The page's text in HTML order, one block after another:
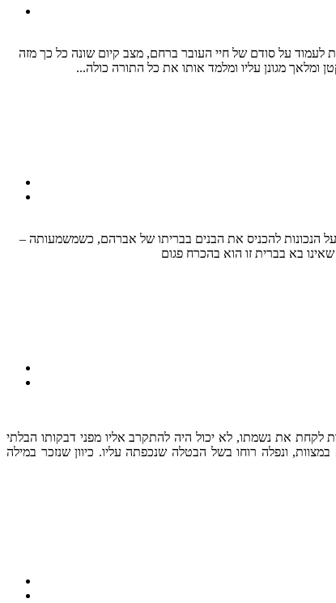
לעמוד על סודם של חיי העובר ברחם, מצב קיום שונה כל כך מזה
ומלאך מגונן עליו ומלמד אותו את כל התורה כולה...
הנכונות להכניס את הבנים בבריתו של אברהם, כשמשמעותה –
לקחת את נשמתו, לא יכול היה להתקרב אליו מפני דבקותו הבלתי
ונפלה רוחו בשל הבטלה שנכפתה עליו. כיוון שנזכר במילה